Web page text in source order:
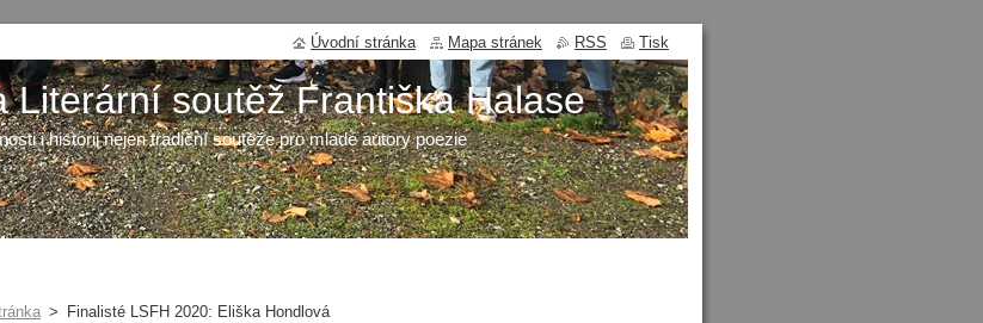
Literární soutěž Františka Halase
i historii nejen tradiční soutěže pro mladé autory poezie
> Finalisté LSFH 2020: Eliška Hondlová
Úvodní stránka Mapa stránek RSS Tisk